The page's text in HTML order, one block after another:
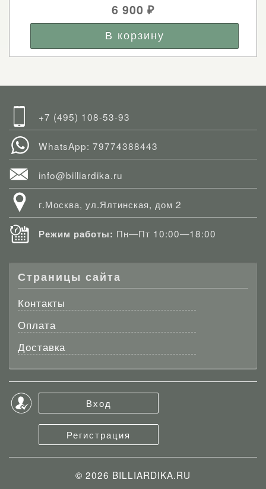
6 900₽
+7 (495) 108-53-93
WhatsApp: 79774388443
info@billiardika.ru
г.Москва, ул.Ялтинская, дом 2
Режим работы: Пн—Пт 10:00—18:00
Страницы сайта
Контакты
Оплата
Доставка
Вход
Регистрация
© 2026 BILLIARDIKA.RU